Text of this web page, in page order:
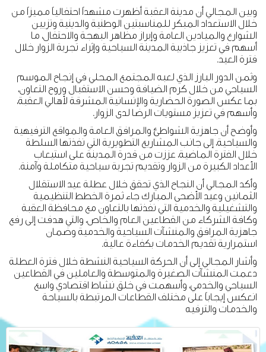
وبين المجالي أن مدينة العقبة أظهرت مشهداً احتفالياً مميزاً من
خلال الاستعداد المبكر للمناسبتين الوطنية والدينية وتزيين
الشوارع والميادين العامة وإبراز مظاهر البهجة والاحتفال، ما
أسهم في تعزيز جاذبية المدينة السياحية وإثراء تجربة الزوار خلال
فترة العيد.
وثمن الدور البارز الذي لعبه المجتمع المحلي في إنجاح الموسم
السياحي من خلال كرم الضيافة وحسن الاستقبال وروح التعاون،
بما عكس الصورة الحضارية والإنسانية المشرقة لأهالي العقبة،
وأسهم في تعزيز مستويات الرضا لدى الزوار.
وأوضح أن جاهزية الشواطئ والمرافق العامة والمواقع الترفيهية
والسياحية، إلى جانب المشاريع التطويرية التي نفذتها السلطة
خلال الفترة الماضية، عززت من قدرة المدينة على استيعاب
الأعداد الكبيرة من الزوار وتقديم تجربة سياحية متكاملة وآمنة.
وأكد المجالي أن النجاح الذي تحقق خلال عطلة عيد الاستقلال
الثمانين وعيد الأضحى المبارك جاء ثمرة الخطط التنظيمية
والتشغيلية والخدمية التي نفذتها بالتعاون مع محافظة العقبة
وكافة الشركاء من القطاعين العام والخاص، والتي هدفت إلى رفع
جاهزية المرافق والمنشآت السياحية والخدمية وضمان
استمرارية تقديم الخدمات بكفاءة عالية.
وأشار المجالي إلى أن الحركة السياحية النشطة خلال فترة العطلة
دعمت المنشآت الصغيرة والمتوسطة والعاملين في القطاعين
السياحي والخدمي، وأسهمت في خلق نشاط اقتصادي واسع
انعكس إيجاباً على مختلف القطاعات المرتبطة بالسياحة
والخدمات والترفيه